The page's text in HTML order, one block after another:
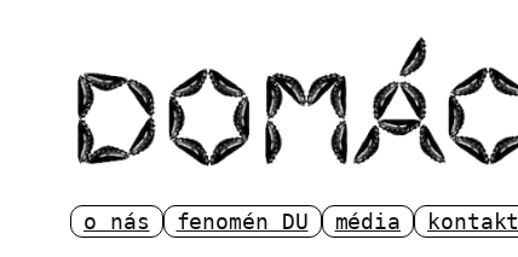
o nás fenomén DU média kontakt